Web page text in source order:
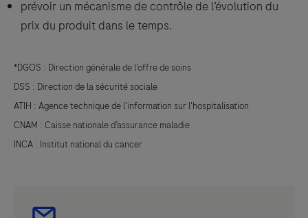
prévoir un mécanisme de contrôle de l’évolution du
prix du produit dans le temps.
*DGOS : Direction générale de l’offre de soins
DSS : Direction de la sécurité sociale
ATIH : Agence technique de l'information sur l'hospitalisation
CNAM : Caisse nationale d’assurance maladie
INCA : Institut national du cancer